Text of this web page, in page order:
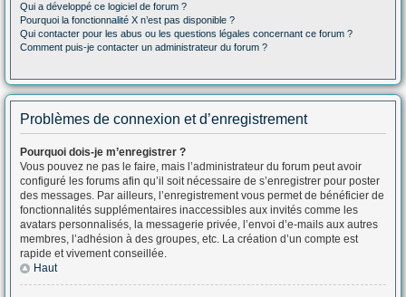
Qui a développé ce logiciel de forum ?
Pourquoi la fonctionnalité X n’est pas disponible ?
Qui contacter pour les abus ou les questions légales concernant ce forum ?
Comment puis-je contacter un administrateur du forum ?
Problèmes de connexion et d’enregistrement
Pourquoi dois-je m’enregistrer ?
Vous pouvez ne pas le faire, mais l’administrateur du forum peut avoir
configuré les forums afin qu’il soit nécessaire de s’enregistrer pour poster
des messages. Par ailleurs, l’enregistrement vous permet de bénéficier de
fonctionnalités supplémentaires inaccessibles aux invités comme les
avatars personnalisés, la messagerie privée, l’envoi d’e-mails aux autres
membres, l’adhésion à des groupes, etc. La création d’un compte est
rapide et vivement conseillée.
Haut